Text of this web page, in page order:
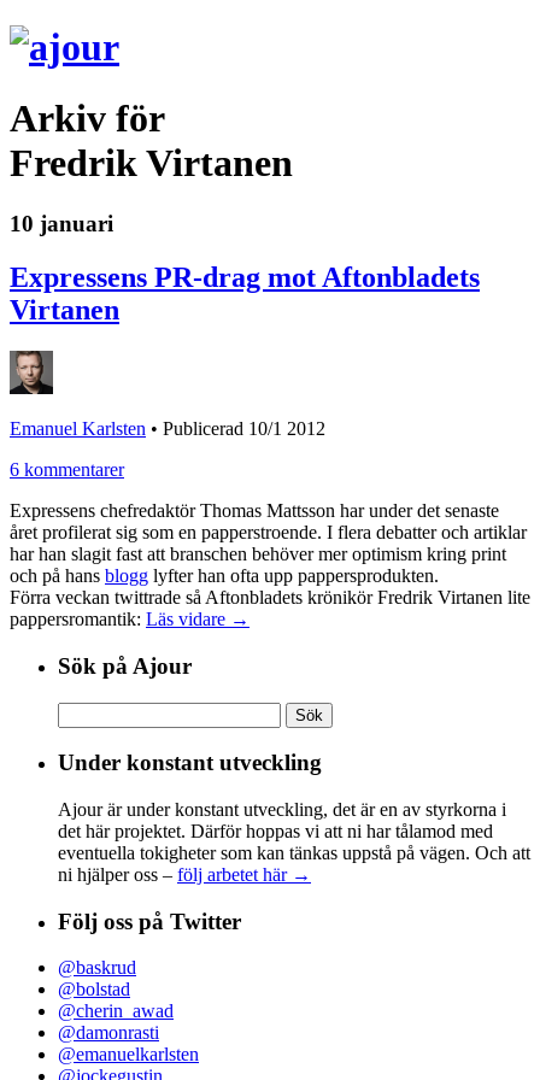
Arkiv för
Fredrik Virtanen
10 januari
Expressens PR-drag mot Aftonbladets
Virtanen
Emanuel Karlsten • Publicerad 10/1 2012
6 kommentarer
Expressens chefredaktör Thomas Mattsson har under det senaste
året profilerat sig som en papperstroende. I flera debatter och artiklar
har han slagit fast att branschen behöver mer optimism kring print
och på hans blogg lyfter han ofta upp pappersprodukten.
Förra veckan twittrade så Aftonbladets krönikör Fredrik Virtanen lite
pappersromantik: Läs vidare →
Sök på Ajour
efter:
Under konstant utveckling
Ajour är under konstant utveckling, det är en av styrkorna i
det här projektet. Därför hoppas vi att ni har tålamod med
eventuella tokigheter som kan tänkas uppstå på vägen. Och att
ni hjälper oss – följ arbetet här →
Följ oss på Twitter
@baskrud
@bolstad
@cherin_awad
@damonrasti
@emanuelkarlsten